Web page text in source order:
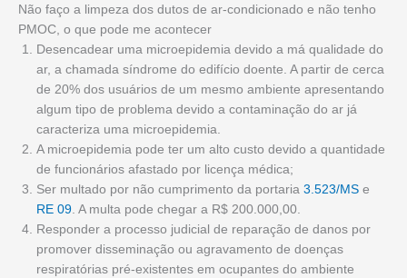
Não faço a limpeza dos dutos de ar-condicionado e não tenho
PMOC, o que pode me acontecer
Desencadear uma microepidemia devido a má qualidade do
ar, a chamada síndrome do edifício doente. A partir de cerca
de 20% dos usuários de um mesmo ambiente apresentando
algum tipo de problema devido a contaminação do ar já
caracteriza uma microepidemia.
A microepidemia pode ter um alto custo devido a quantidade
de funcionários afastado por licença médica;
Ser multado por não cumprimento da portaria 3.523/MS e
RE 09. A multa pode chegar a R$ 200.000,00.
Responder a processo judicial de reparação de danos por
promover disseminação ou agravamento de doenças
respiratórias pré-existentes em ocupantes do ambiente